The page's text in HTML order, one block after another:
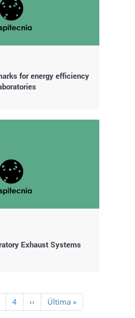
for energy efficiency
Exhaust Systems
Page
4
Siguiente
página
››
Última
página
Última »